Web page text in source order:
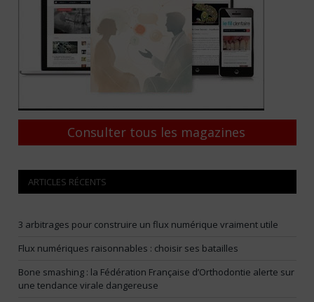
Consulter tous les magazines
ARTICLES RÉCENTS
3 arbitrages pour construire un flux numérique vraiment utile
Flux numériques raisonnables : choisir ses batailles
Bone smashing : la Fédération Française d’Orthodontie alerte sur
une tendance virale dangereuse